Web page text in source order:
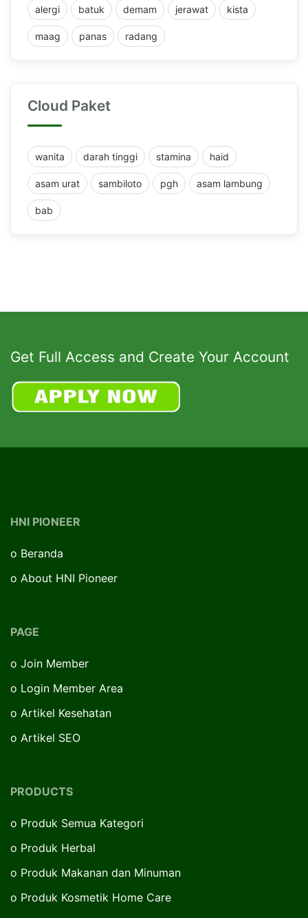
alergi batuk demam jerawat kista
maag panas radang
Cloud Paket
wanita darah tinggi stamina haid
asam urat sambiloto pgh asam lambung
bab
Get Full Access and Create Your Account
HNI PIONEER
o Beranda
o About HNI Pioneer
PAGE
o Join Member
o Login Member Area
o Artikel Kesehatan
o Artikel SEO
PRODUCTS
o Produk Semua Kategori
o Produk Herbal
o Produk Makanan dan Minuman
o Produk Kosmetik Home Care